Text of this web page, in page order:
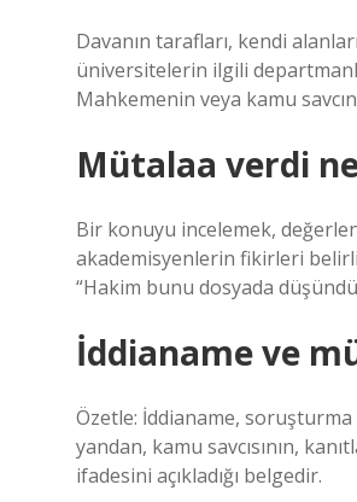
Davanın tarafları, kendi
üniversitelerin ilgili
Mahkemenin veya kamu
Mütalaa verdi
Bir konuyu incelemek,
akademisyenlerin fikirleri
“Hakim bunu dosyada düşündü
İddianame ve
Özetle: İddianame, soruşturma
yandan, kamu savcısının,
ifadesini açıkladığı belgedir.